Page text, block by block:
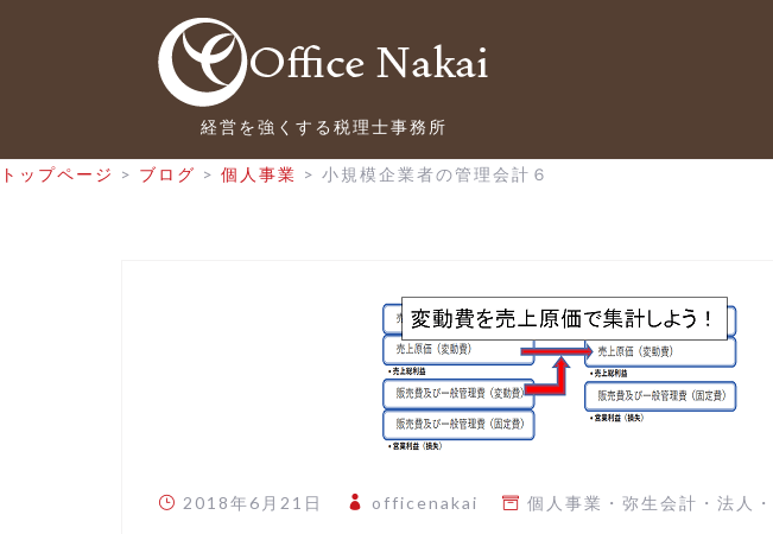
へ
ス
経営を強くする税理士事務所
トップページ > ブログ > 個人事業 > 小規模企業者の管理会計６
2018年6月21日 officenakai 個人事業 ・ 弥生会計 ・ 法人 ・